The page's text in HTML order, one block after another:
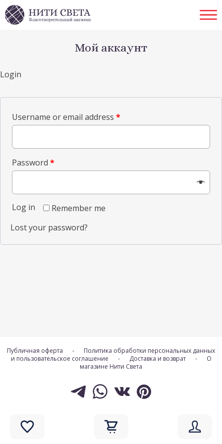
Skip to content
Мой аккаунт
Login
Username or email address *
Password *
Remember me
Log in
Lost your password?
Публичная оферта -
Политика обработки персональных данных
и пользовательское соглашение
- Доставка и возврат -
О
магазине Нити Света